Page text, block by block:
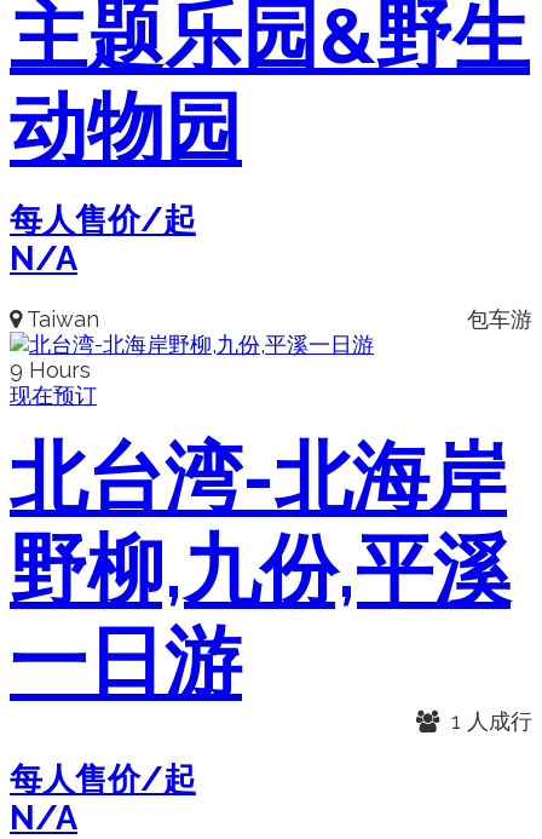
主题乐园&野生
动物园
每人售价/起
N/A
Taiwan
包车游
9 Hours
现在预订
北台湾-北海岸
野柳,九份,平溪
一日游
1 人成行
每人售价/起
N/A